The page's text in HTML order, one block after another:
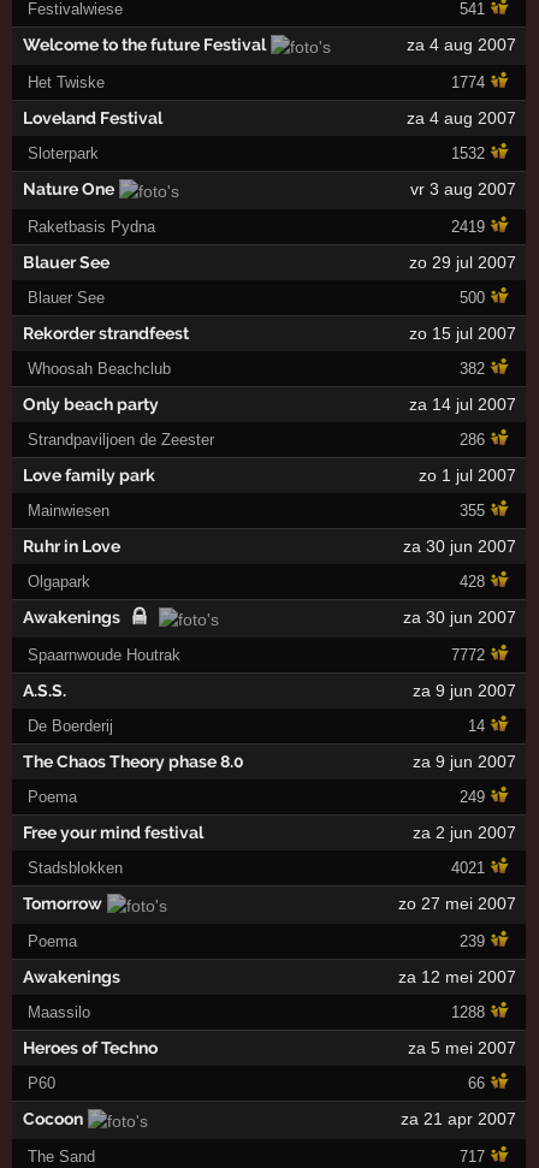
Festivalwiese 541
Welcome to the future Festival za 4 aug 2007
Het Twiske 1774
Loveland Festival za 4 aug 2007
Sloterpark 1532
Nature One vr 3 aug 2007
Raketbasis Pydna 2419
Blauer See zo 29 jul 2007
Blauer See 500
Rekorder strandfeest zo 15 jul 2007
Whoosah Beachclub 382
Only beach party za 14 jul 2007
Strandpaviljoen de Zeester 286
Love family park zo 1 jul 2007
Mainwiesen 355
Ruhr in Love za 30 jun 2007
Olgapark 428
Awakenings za 30 jun 2007
Spaarnwoude Houtrak 7772
A.S.S. za 9 jun 2007
De Boerderij 14
The Chaos Theory phase 8.0 za 9 jun 2007
Poema 249
Free your mind festival za 2 jun 2007
Stadsblokken 4021
Tomorrow zo 27 mei 2007
Poema 239
Awakenings za 12 mei 2007
Maassilo 1288
Heroes of Techno za 5 mei 2007
P60 66
Cocoon za 21 apr 2007
The Sand 717